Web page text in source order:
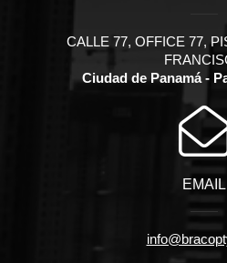
CALLE 77, OFFICE 77,
Ciudad de Panamá -
EMAIL